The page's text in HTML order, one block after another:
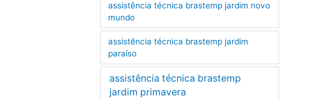
assistência técnica brastemp jardim novo
mundo
assistência técnica brastemp jardim
paraíso
assistência técnica brastemp
jardim primavera